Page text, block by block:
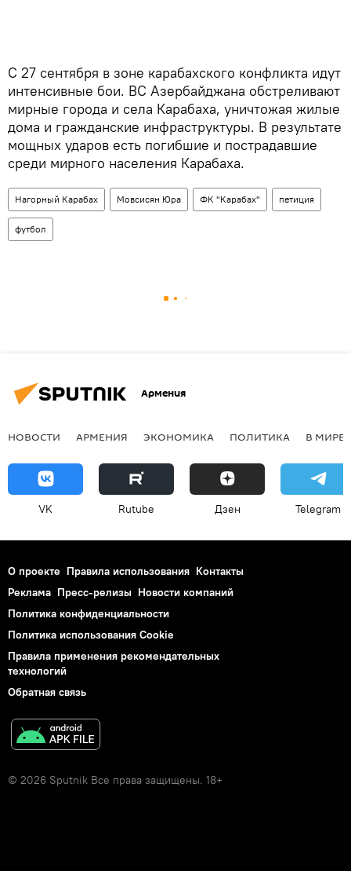
С 27 сентября в зоне карабахского конфликта идут
интенсивные бои. ВС Азербайджана обстреливают
мирные города и села Карабаха, уничтожая жилые
дома и гражданские инфраструктуры. В результате
мощных ударов есть погибшие и пострадавшие
среди мирного населения Карабаха.
Нагорный Карабах Мовсисян Юра ФК "Карабах" петиция
футбол
Армения
НОВОСТИ АРМЕНИЯ ЭКОНОМИКА ПОЛИТИКА В МИРЕ
VK Rutube Дзен Telegram
О проекте Правила использования Контакты
Реклама Пресс-релизы Новости компаний
Политика конфиденциальности
Политика использования Cookie
Правила применения рекомендательных
технологий
Обратная связь
© 2026 Sputnik Все права защищены. 18+